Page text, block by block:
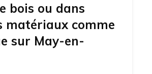
bois ou dans
matériaux comme
sur May-en-